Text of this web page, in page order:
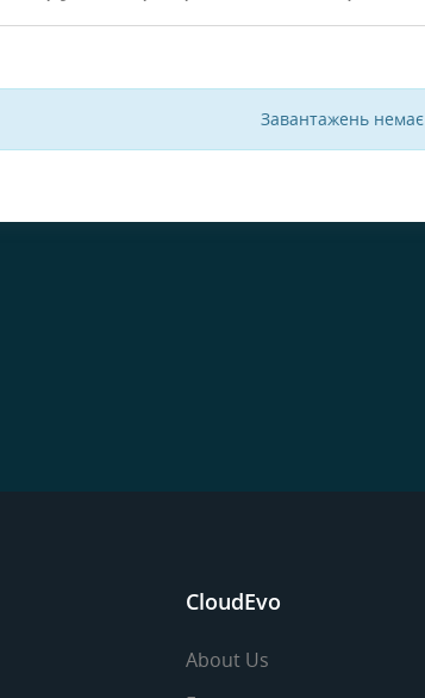
Завантажень немає
CloudEvo
About Us